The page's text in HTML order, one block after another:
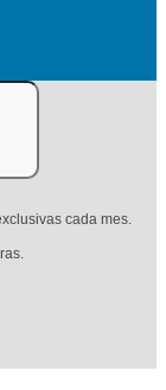
cada mes.